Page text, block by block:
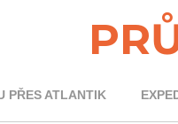
PŘES ATLANTIK